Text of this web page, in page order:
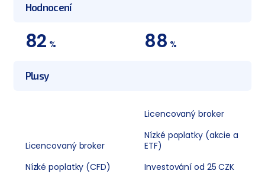
Hodnocení
82 % 88 %
Plusy
Licencovaný broker
Nízké poplatky (CFD)
Licencovaný broker
Nízké poplatky (akcie a
ETF)
Investování od 25 CZK